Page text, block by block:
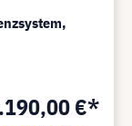
€*